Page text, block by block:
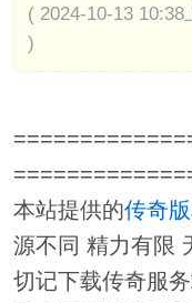
( 2024-10-13
)
本站提供的传奇
源不同 精力有限
切记下载传奇服